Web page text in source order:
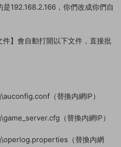
192.168.2.166，你們改成你們自
】會自動打開以下文件，直接批
（替換内網IP）
（替換内網IP）
（替換内網